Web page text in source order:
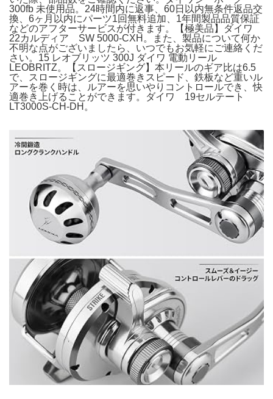
300fb 未使用品。24時間内に返事、60日以内無条件返品交
換、6ヶ月以内にパーツ1回無料追加、1年間製品品質保証
などのアフターサービスが付きます。【極美品】ダイワ
22カルディア SW 5000-CXH。また、製品について何か
不明な点がございましたら、いつでもお気軽にご連絡くだ
さい。15 レオブリッツ 300J ダイワ 電動リール
LEOBRITZ。【スロージギング】本リールのギア比は6.5
で、スロージギングに最適巻きスピード、鉄板など重いル
アーを巻く時は、ルアーを思いやりコントロールでき、快
適巻き上げることができます。ダイワ 19セルテート
LT3000S-CH-DH。